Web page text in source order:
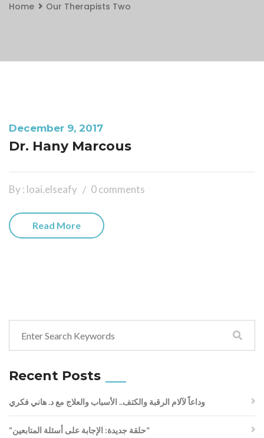
Home Our Therapists Two
December 9, 2017
Dr. Hany Marcous
By : loai.elseafy 0 comments
Read More
Recent Posts
وداعاً لآلام الرقبة والكتف.. الأسباب والعلاج مع د. هاني فكري
“حلقة جديدة: الإجابة على أسئلة المتابعين”